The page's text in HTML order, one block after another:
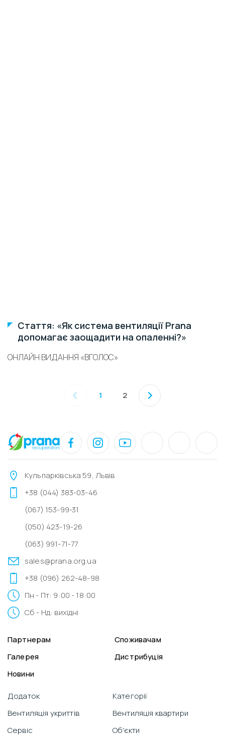
Стаття: «Як система вентиляції Prana
допомагає заощадити на опаленні?»
ОНЛАЙН ВИДАННЯ «ВГОЛОС»
1 2
Кульпарківська 59, Львів
+38 (044) 383-03-46
(067) 153-99-31
(050) 423-19-26
(063) 991-71-77
sales@prana.org.ua
+38 (096) 262-48-98
Пн - Пт: 9:00 - 18:00
Сб - Нд: вихідні
Партнерам
Споживачам
Галерея
Дистрибуція
Новини
Додаток
Вентиляція укриттів
Сервіс
Категорії
Вентиляція квартири
Об'єкти